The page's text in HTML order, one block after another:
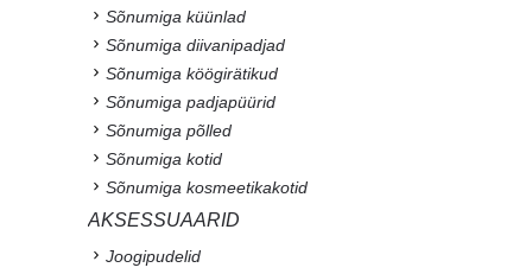
Sõnumiga küünlad
Sõnumiga diivanipadjad
Sõnumiga köögirätikud
Sõnumiga padjapüürid
Sõnumiga põlled
Sõnumiga kotid
Sõnumiga kosmeetikakotid
AKSESSUAARID
Joogipudelid